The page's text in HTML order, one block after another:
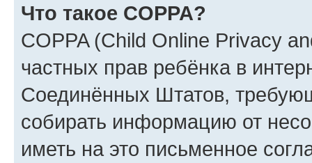
Что такое COPPA?
COPPA (Child Online Privacy
частных прав ребёнка в
Соединённых Штатов,
собирать информацию от
иметь на это письменное